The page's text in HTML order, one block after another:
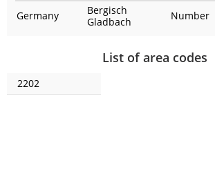
Germany
Bergisch
Gladbach
Number
List of area codes
2202